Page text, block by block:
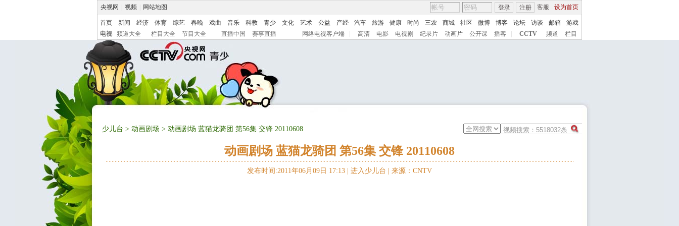
央视网 视频 网站地图 客服 设为首页
登录 注册
首页 新闻 经济 体育 综艺 春晚 戏曲 音乐 科教 青少 文化 艺术 公益 产经 汽车 旅游 健康 时尚 三农 商城 社区 微博 博客 论坛 访谈 邮箱
游戏
电视
频道大全 栏目大全 节目大全 直播中国 赛事直播 网络电视客户端 高清 电影 电视剧 纪录片 动画片 公开课 播客 CCTV 频道 栏目
少儿台 > 动画剧场 > 动画剧场 蓝猫龙骑团 第56集 交锋 20110608
动画剧场 蓝猫龙骑团 第56集 交锋 20110608
发布时间:2011年06月09日 17:13 | 进入少儿台 来源：CNTV